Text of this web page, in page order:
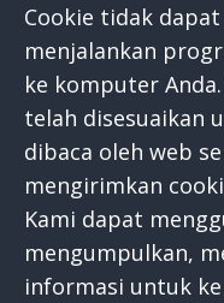
Cookie tidak
menjalankan
ke komputer
telah disesuaikan
dibaca oleh web
mengirimkan
Kami dapat
mengumpulkan,
informasi untuk